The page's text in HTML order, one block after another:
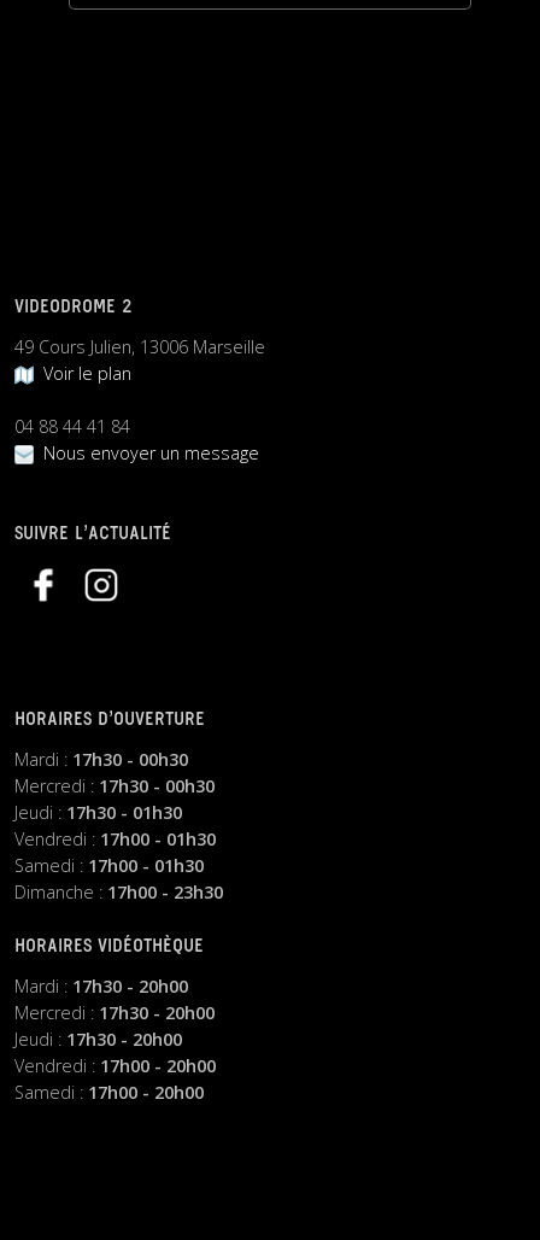
VIDEODROME 2
49 Cours Julien, 13006 Marseille
Voir le plan
04 88 44 41 84
Nous envoyer un message
SUIVRE L’ACTUALITÉ
HORAIRES D’OUVERTURE
Mardi : 17h30 - 00h30
Mercredi : 17h30 - 00h30
Jeudi : 17h30 - 01h30
Vendredi : 17h00 - 01h30
Samedi : 17h00 - 01h30
Dimanche : 17h00 - 23h30
HORAIRES VIDÉOTHÈQUE
Mardi : 17h30 - 20h00
Mercredi : 17h30 - 20h00
Jeudi : 17h30 - 20h00
Vendredi : 17h00 - 20h00
Samedi : 17h00 - 20h00